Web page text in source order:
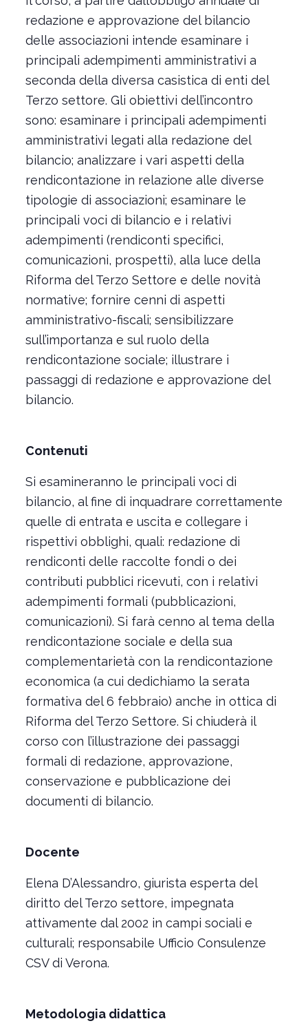
redazione e approvazione del bilancio
delle associazioni intende esaminare i
principali adempimenti amministrativi a
seconda della diversa casistica di enti del
Terzo settore. Gli obiettivi dell’incontro
sono: esaminare i principali adempimenti
amministrativi legati alla redazione del
bilancio; analizzare i vari aspetti della
rendicontazione in relazione alle diverse
tipologie di associazioni; esaminare le
principali voci di bilancio e i relativi
adempimenti (rendiconti specifici,
comunicazioni, prospetti), alla luce della
Riforma del Terzo Settore e delle novità
normative; fornire cenni di aspetti
amministrativo-fiscali; sensibilizzare
sull’importanza e sul ruolo della
rendicontazione sociale; illustrare i
passaggi di redazione e approvazione del
bilancio.
Contenuti
Si esamineranno le principali voci di
bilancio, al fine di inquadrare correttamente
quelle di entrata e uscita e collegare i
rispettivi obblighi, quali: redazione di
rendiconti delle raccolte fondi o dei
contributi pubblici ricevuti, con i relativi
adempimenti formali (pubblicazioni,
comunicazioni). Si farà cenno al tema della
rendicontazione sociale e della sua
complementarietà con la rendicontazione
economica (a cui dedichiamo la serata
formativa del 6 febbraio) anche in ottica di
Riforma del Terzo Settore. Si chiuderà il
corso con l’illustrazione dei passaggi
formali di redazione, approvazione,
conservazione e pubblicazione dei
documenti di bilancio.
Docente
Elena D’Alessandro, giurista esperta del
diritto del Terzo settore, impegnata
attivamente dal 2002 in campi sociali e
culturali; responsabile Ufficio Consulenze
CSV di Verona.
Metodologia didattica